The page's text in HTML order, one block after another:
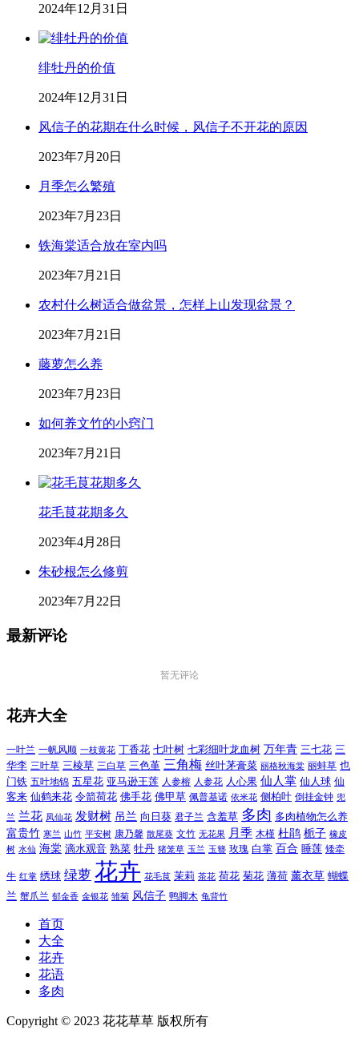
2024年12月31日
绯牡丹的价值
2024年12月31日
风信子的花期在什么时候，风信子不开花的原因
2023年7月20日
月季怎么繁殖
2023年7月23日
铁海棠适合放在室内吗
2023年7月21日
农村什么树适合做盆景，怎样上山发现盆景？
2023年7月21日
藤萝怎么养
2023年7月23日
如何养文竹的小窍门
2023年7月21日
花毛茛花期多久
2023年4月28日
朱砂根怎么修剪
2023年7月22日
最新评论
暂无评论
花卉大全
一叶兰 一帆风顺 一枝黄花 丁香花 七叶树 七彩细叶龙血树 万年青 三七花 三
华李 三叶草 三棱草 三白草 三色堇 三角梅 丝叶茅膏菜 丽格秋海棠 丽蚌草 也
门铁 五叶地锦 五星花 亚马逊王莲 人参榕 人参花 人心果 仙人掌 仙人球 仙
客来 仙鹤来花 令箭荷花 佛手花 佛甲草 佩普基诺 依米花 侧柏叶 倒挂金钟 兜
兰 兰花 凤仙花 发财树 吊兰 向日葵 君子兰 含羞草 多肉 多肉植物怎么养
富贵竹 寒兰 山竹 平安树 康乃馨 散尾葵 文竹 无花果 月季 木槿 杜鹃 栀子 橡皮
树 水仙 海棠 滴水观音 熟菜 牡丹 猪笼草 玉兰 玉簪 玫瑰 白掌 百合 睡莲 矮牵
牛 红掌 绣球 绿萝 花卉 花毛茛 茉莉 茶花 荷花 菊花 薄荷 薰衣草 蝴蝶
兰 蟹爪兰 郁金香 金银花 雏菊 风信子 鸭脚木 龟背竹
首页
大全
花卉
花语
多肉
Copyright © 2023 花花草草 版权所有